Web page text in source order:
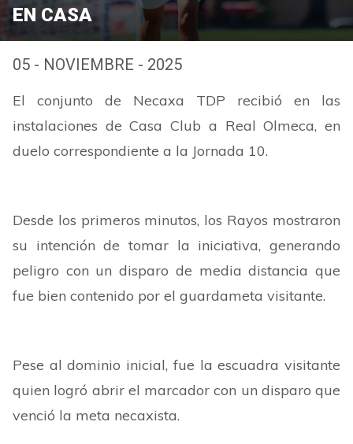
EN CASA
05 - NOVIEMBRE - 2025
El conjunto de Necaxa TDP recibió en las
instalaciones de Casa Club a Real Olmeca, en
duelo correspondiente a la Jornada 10.
Desde los primeros minutos, los Rayos mostraron
su intención de tomar la iniciativa, generando
peligro con un disparo de media distancia que
fue bien contenido por el guardameta visitante.
Pese al dominio inicial, fue la escuadra visitante
quien logró abrir el marcador con un disparo que
venció la meta necaxista.